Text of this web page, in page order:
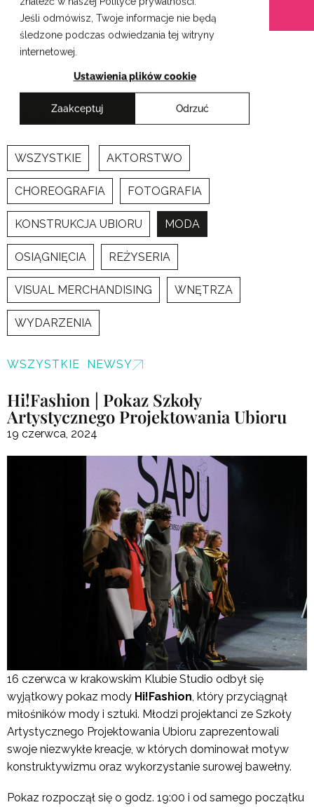
Jeśli odmówisz, Twoje informacje nie będą
śledzone podczas odwiedzania tej witryny
internetowej.
Ustawienia plików cookie
Zaakceptuj Odrzuć
Przejdź
treści
Krakowskie Szkoły Artystyczne
Newsy
WSZYSTKIE AKTORSTWO
CHOREOGRAFIA FOTOGRAFIA
KONSTRUKCJA UBIORU MODA
OSIĄGNIĘCIA REŻYSERIA
VISUAL MERCHANDISING WNĘTRZA
WYDARZENIA
WSZYSTKIE NEWSY
Hi!Fashion | Pokaz Szkoły
Artystycznego Projektowania Ubioru
19 czerwca, 2024
16 czerwca w krakowskim Klubie Studio odbył się
wyjątkowy pokaz mody Hi!Fashion , który przyciągnął
miłośników mody i sztuki. Młodzi projektanci ze Szkoły
Artystycznego Projektowania Ubioru zaprezentowali
swoje niezwykłe kreacje, w których dominował motyw
konstruktywizmu oraz wykorzystanie surowej bawełny.
Pokaz rozpoczął się o godz. 19:00 i od samego początku